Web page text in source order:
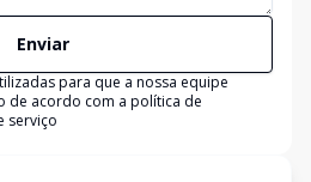
Enviar
para que a nossa equipe
de acordo com a política de
serviço